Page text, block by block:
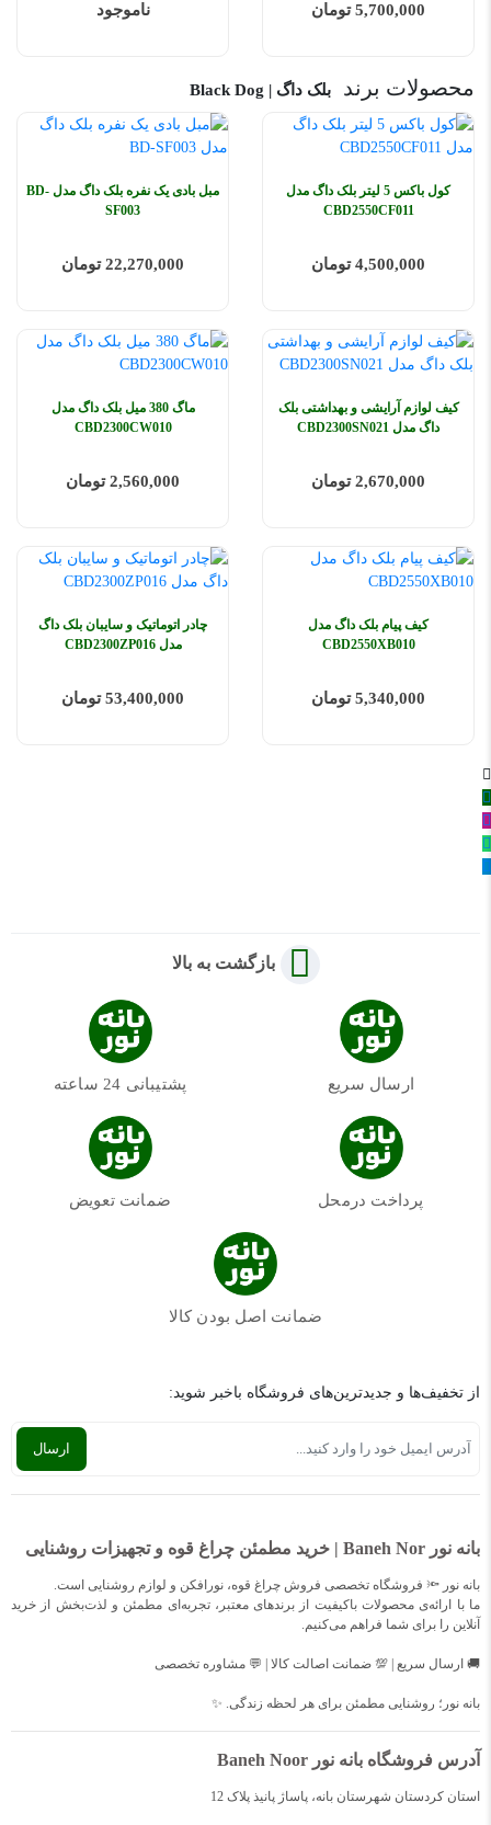
5,700,000 تومان ناموجود
محصولات برند بلک داگ | Black Dog
کول باکس 5 لیتر بلک داگ مدل
CBD2550CF011
4,500,000 تومان
مبل بادی یک نفره بلک داگ مدل BD-
SF003
22,270,000 تومان
کیف لوازم آرایشی و بهداشتی بلک
داگ مدل CBD2300SN021
2,670,000 تومان
ماگ 380 میل بلک داگ مدل
CBD2300CW010
2,560,000 تومان
کیف پیام بلک داگ مدل
CBD2550XB010
5,340,000 تومان
چادر اتوماتیک و سایبان بلک‌ داگ
مدل CBD2300ZP016
53,400,000 تومان
بازگشت به بالا
ارسال سریع پشتیبانی 24 ساعته
پرداخت درمحل ضمانت تعویض
ضمانت اصل بودن کالا
از تخفیف‌ها و جدیدترین‌های فروشگاه باخبر شوید:
بانه نور Baneh Nor | خرید مطمئن چراغ قوه و تجهیزات روشنایی
بانه نور 🔦 فروشگاه تخصصی فروش چراغ قوه، نورافکن و لوازم روشنایی است.
ما با ارائه‌ی محصولات باکیفیت از برندهای معتبر، تجربه‌ای مطمئن و لذت‌بخش از خرید
آنلاین را برای شما فراهم می‌کنیم.
🚚 ارسال سریع | 💯 ضمانت اصالت کالا | 💬 مشاوره تخصصی
بانه نور؛ روشنایی مطمئن برای هر لحظه زندگی. ✨
آدرس فروشگاه بانه نور Baneh Noor
استان کردستان شهرستان بانه، پاساژ پانیذ پلاک 12